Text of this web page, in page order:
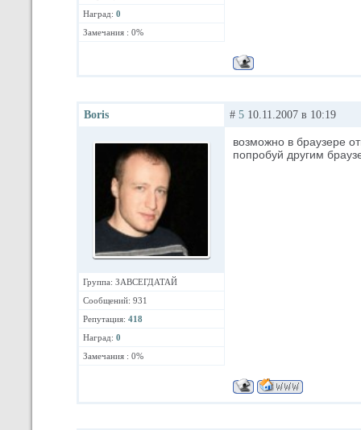
Наград: 0
Замечания : 0%
Boris
Группа: ЗАВСЕГДАТАЙ
Сообщений: 931
Репутация: 418
Наград: 0
Замечания : 0%
# 5 10.11.2007 в 10:19
возможно в браузере
попробуй другим